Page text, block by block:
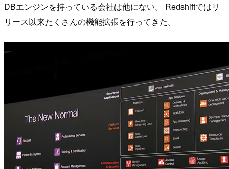
DBエンジンを持っている会社は他にない。 Redshiftではリ
リース以来たくさんの機能拡張を行ってきた。